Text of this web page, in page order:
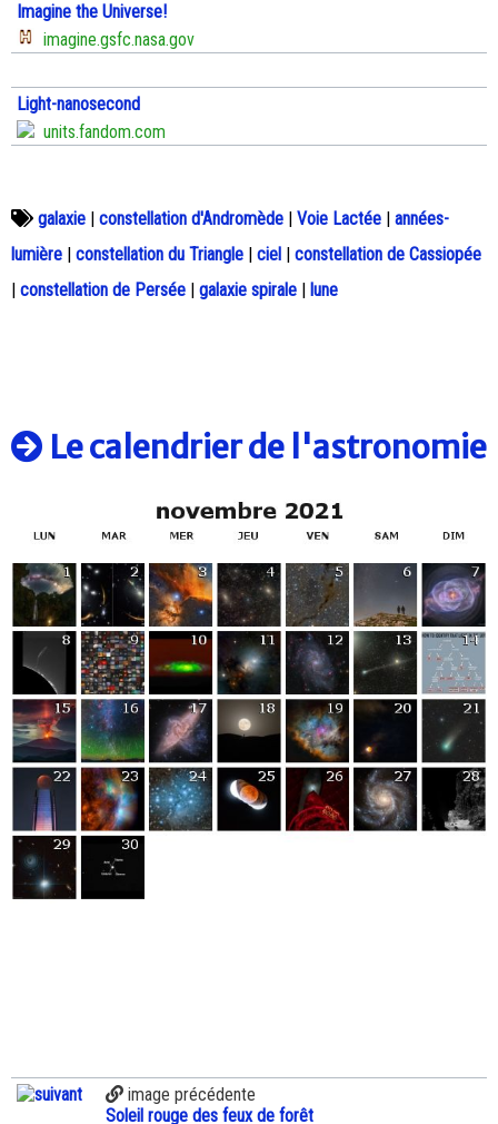
Imagine the Universe!
imagine.gsfc.nasa.gov
Light-nanosecond
units.fandom.com
galaxie constellation d'Andromède Voie Lactée
années-
lumière
constellation du Triangle ciel
constellation de Cassiopée
constellation de Persée galaxie spirale lune
Le calendrier de l'astronomie
image précédente
Soleil rouge des feux de forêt